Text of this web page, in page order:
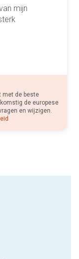
mijn
met de beste
de europese
en wijzigen.